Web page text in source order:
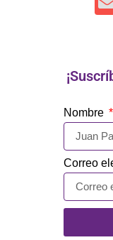
Nombre
Correo